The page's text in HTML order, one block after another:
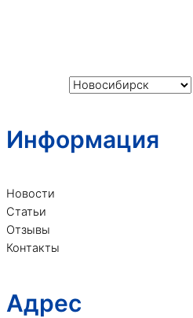
Информация
Новости
Статьи
Отзывы
Контакты
Адрес